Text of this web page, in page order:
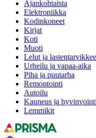
Ajankohtaista
Elektroniikka
Kodinkoneet
Kirjat
Koti
Muoti
Lelut ja
Urheilu ja vapaa-aika
Piha ja puutarha
Remontointi
Autoilu
Kauneus ja hyvinvointi
Lemmikit